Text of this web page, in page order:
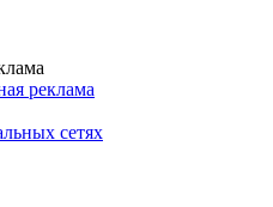
реклама
сетях